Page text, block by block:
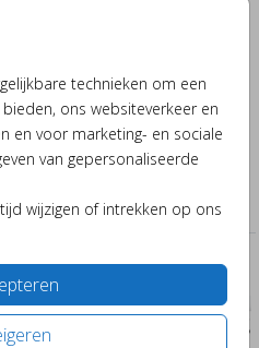
technieken om een
ons websiteverkeer en
en voor marketing- en sociale
van gepersonaliseerde
wijzigen of intrekken op ons
je geboortekaartje af te sluiten
of kleurtje toe te voegen. Zodat
je geboortekaartje.